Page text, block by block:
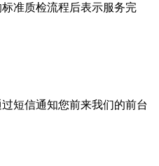
准质检流程后表示服务完
短信通知您前来我们的前台